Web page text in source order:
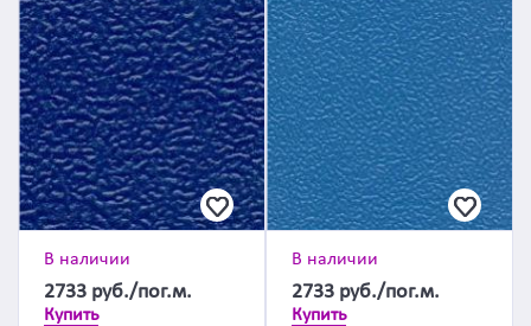
В наличии
2733 руб./пог.м.
Купить
В наличии
2733 руб./пог.м.
Купить